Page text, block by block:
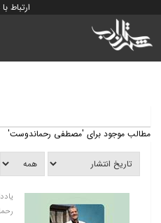
ارتباط
مطالب موجود برای 'مصطفی رحماندوست'